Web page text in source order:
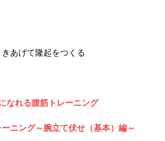
あげて隆起をつくる
なれる腹筋トレーニング
ニング～腕立て伏せ（基本）編～